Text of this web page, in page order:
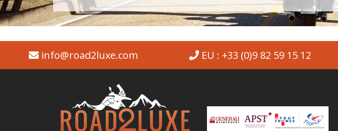
info@road2luxe.com EU : +33 (0)9 82 59 15 12